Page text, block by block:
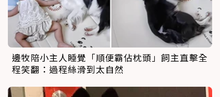
邊牧陪小主人睡覺「順便霸佔枕頭」飼主直擊全
程笑翻：過程絲滑到太自然